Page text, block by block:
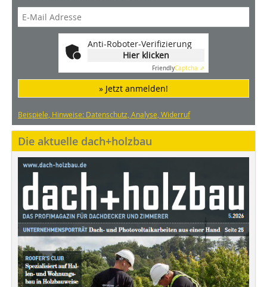
Anti-Roboter-Verifizierung
Hier klicken
FriendlyCaptcha ⇗
» Jetzt anmelden!
Beispiele, Hinweise: Datenschutz, Analyse, Widerruf
Die aktuelle dach+holzbau